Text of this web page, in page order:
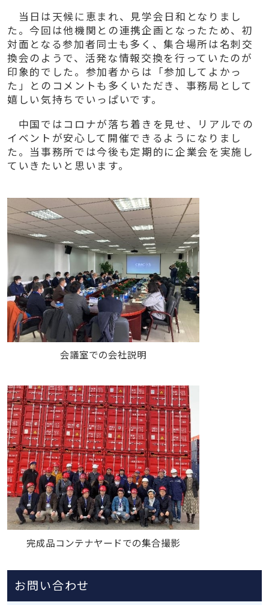
当日は天候に恵まれ、見学会日和となりまし
た。今回は他機関との連携企画となったため、初
対面となる参加者同士も多く、集合場所は名刺交
換会のようで、活発な情報交換を行っていたのが
印象的でした。参加者からは「参加してよかっ
た」とのコメントも多くいただき、事務局として
嬉しい気持ちでいっぱいです。
中国ではコロナが落ち着きを見せ、リアルでの
イベントが安心して開催できるようになりまし
た。当事務所では今後も定期的に企業会を実施し
ていきたいと思います。
会議室での会社説明
完成品コンテナヤードでの集合撮影
お問い合わせ